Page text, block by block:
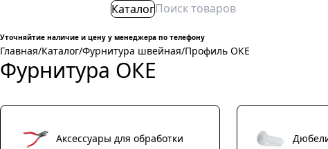
Каталог
Уточняйтие наличие и цену у менеджера по телефону
Главная/Каталог/Фурнитура швейная/Профиль ОКЕ
Фурнитура ОКЕ
Аксессуары для обработки